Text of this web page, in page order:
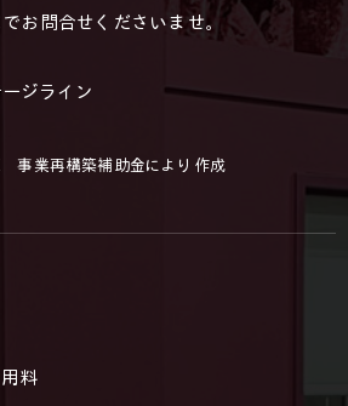
お問合せくださいませ。
ジライン
事業再構築補助金により作成
料